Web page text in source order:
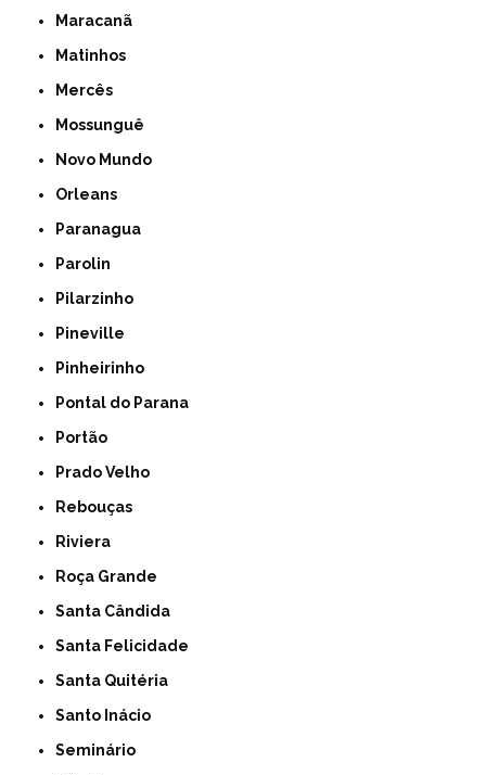
Maracanã
Matinhos
Mercês
Mossunguê
Novo Mundo
Orleans
Paranagua
Parolin
Pilarzinho
Pineville
Pinheirinho
Pontal do Parana
Portão
Prado Velho
Rebouças
Riviera
Roça Grande
Santa Cândida
Santa Felicidade
Santa Quitéria
Santo Inácio
Seminário